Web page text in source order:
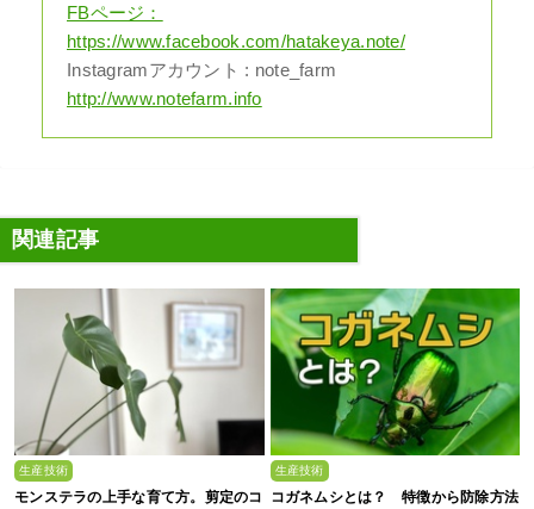
FBページ：
https://www.facebook.com/hatakeya.note/
Instagramアカウント : note_farm
http://www.notefarm.info
関連記事
生産技術
モンステラの上手な育て方。剪定のコ
生産技術
コガネムシとは？ 特徴から防除方法